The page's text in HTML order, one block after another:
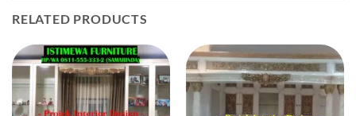
RELATED PRODUCTS